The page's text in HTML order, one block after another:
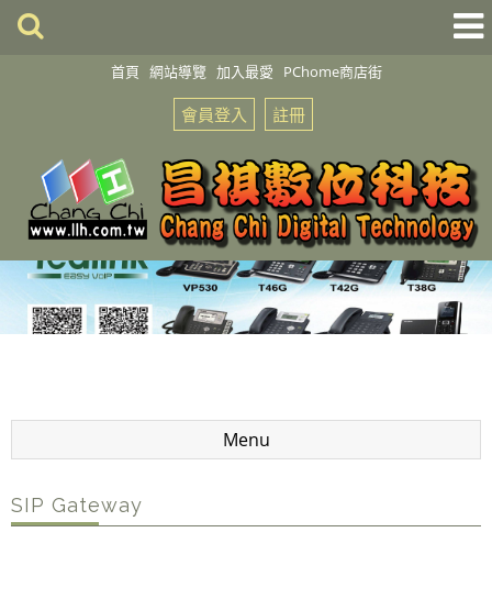
首頁 網站導覽 加入最愛 PChome商店街
會員登入 註冊
Menu
SIP Gateway